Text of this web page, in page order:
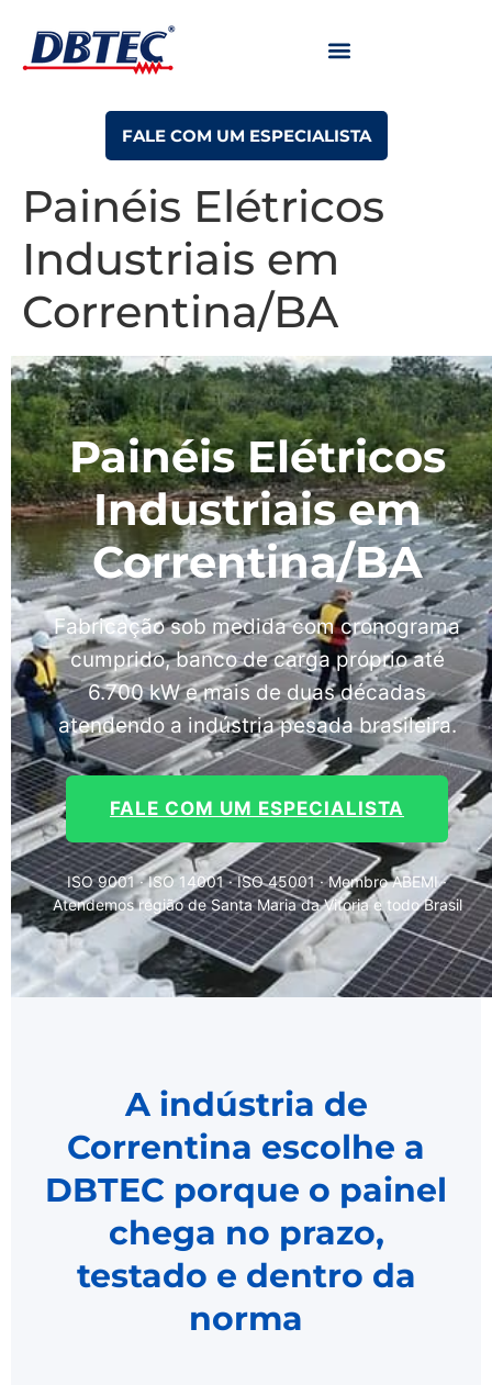
FALE COM UM ESPECIALISTA
Painéis Elétricos
Industriais em
Correntina/BA
Painéis Elétricos
Industriais em
Correntina/BA
Fabricação sob medida com cronograma
cumprido, banco de carga próprio até
6.700 kW e mais de duas décadas
atendendo a indústria pesada brasileira.
FALE COM UM ESPECIALISTA
ISO 9001 · ISO 14001 · ISO 45001 · Membro ABEMI ·
Atendemos região de Santa Maria da Vitoria e todo Brasil
A indústria de
Correntina escolhe a
DBTEC porque o painel
chega no prazo,
testado e dentro da
norma